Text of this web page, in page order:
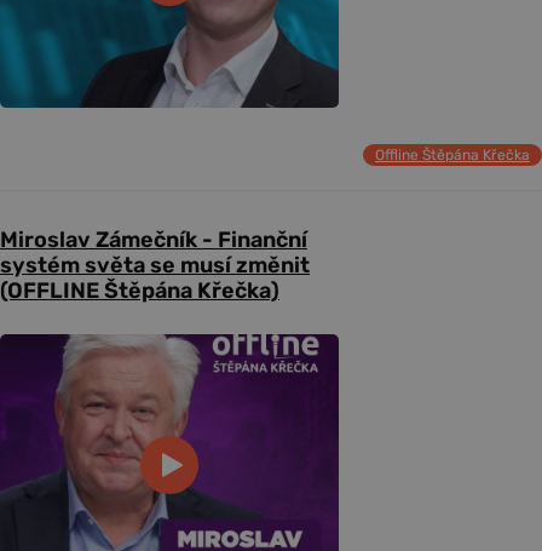
Offline Štěpána Křečka
Miroslav Zámečník - Finanční
systém světa se musí změnit
(OFFLINE Štěpána Křečka)